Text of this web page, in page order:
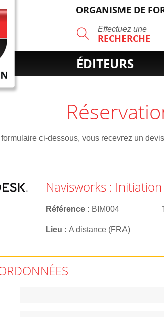
ORGANISME DE
Effectuez une
RECHERCHE
RECHERCHE
ÉDITEURS
ci-dessous, vous recevrez un
Navisworks : Initiation
Référence BIM004
Lieu A distance (FRA)